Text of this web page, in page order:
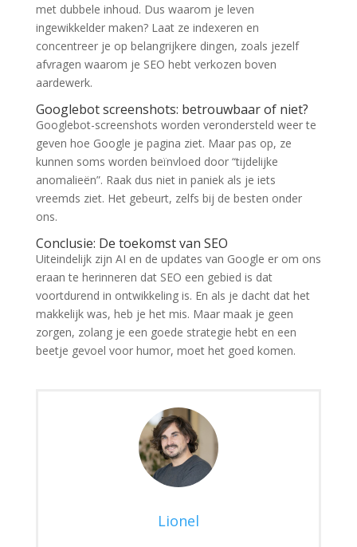
met dubbele inhoud. Dus waarom je leven
ingewikkelder maken? Laat ze indexeren en
concentreer je op belangrijkere dingen, zoals jezelf
afvragen waarom je SEO hebt verkozen boven
aardewerk.
Googlebot screenshots: betrouwbaar of niet?
Googlebot-screenshots worden verondersteld weer te
geven hoe Google je pagina ziet. Maar pas op, ze
kunnen soms worden beïnvloed door “tijdelijke
anomalieën”. Raak dus niet in paniek als je iets
vreemds ziet. Het gebeurt, zelfs bij de besten onder
ons.
Conclusie: De toekomst van SEO
Uiteindelijk zijn AI en de updates van Google er om ons
eraan te herinneren dat SEO een gebied is dat
voortdurend in ontwikkeling is. En als je dacht dat het
makkelijk was, heb je het mis. Maar maak je geen
zorgen, zolang je een goede strategie hebt en een
beetje gevoel voor humor, moet het goed komen.
Lionel